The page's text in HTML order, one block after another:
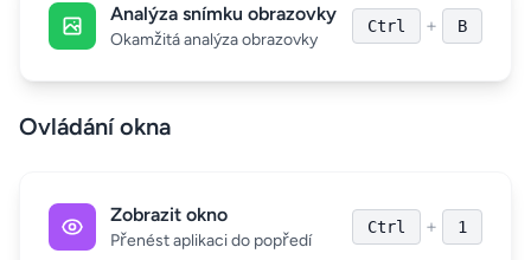
Analýza snímku obrazovky
Okamžitá analýza obrazovky
Ctrl + B
Ovládání okna
Zobrazit okno
Přenést aplikaci do popředí
Ctrl + 1